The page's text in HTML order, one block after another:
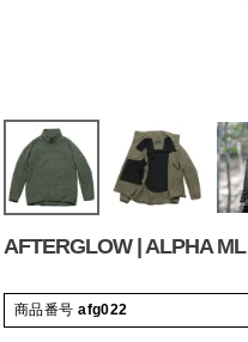
AFTERGLOW | ALPHA
商品番号 afg022